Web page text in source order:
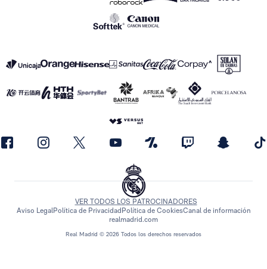
Real Madrid © 2026 Todos los derechos reservados
VER TODOS LOS PATROCINADORES
Aviso LegalPolítica de Privacidad Política de CookiesCanal de información
realmadrid.com